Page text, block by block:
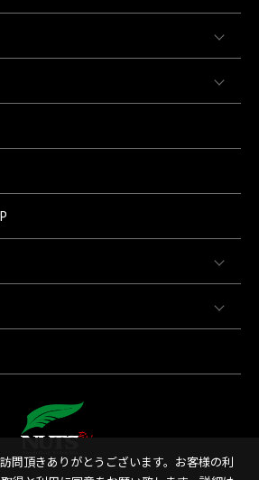
問頂きありがとうございます。お客様の利